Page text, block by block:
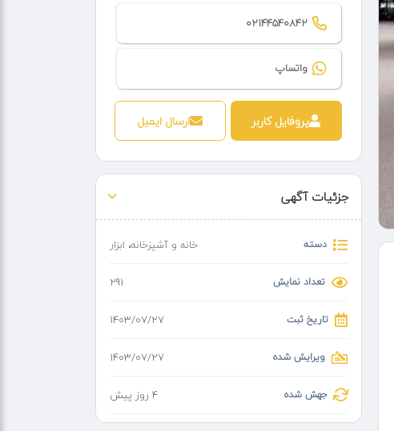
02144540842
واتساپ
پروفایل کاربر ارسال ایمیل
جزئیات آگهی
دسته خانه و آشپزخانه، ابزار
تعداد نمایش 291
تاریخ ثبت ۱۴۰۳/۰۷/۲۷
ویرایش شده ۱۴۰۳/۰۷/۲۷
جهش شده 4 روز پیش